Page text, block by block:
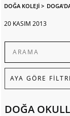
DOĞA KOLEJİ >
20 KASIM 2013
DOĞA